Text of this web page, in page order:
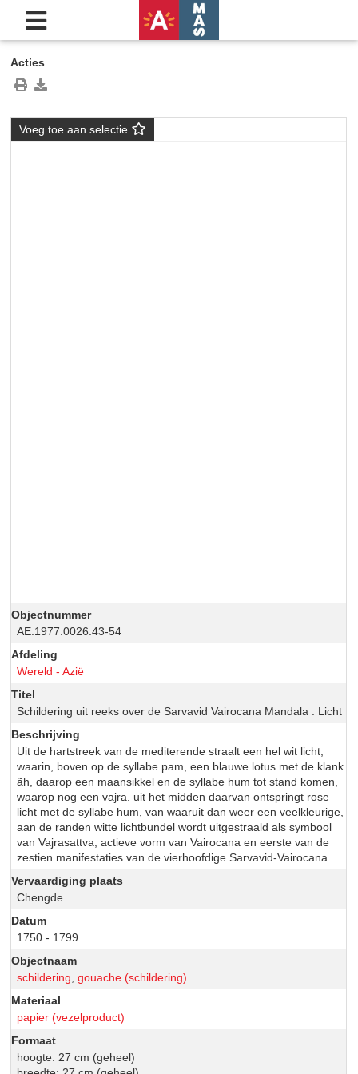
Acties
Voeg toe aan selectie
Objectnummer
AE.1977.0026.43-54
Afdeling
Wereld - Azië
Titel
Schildering uit reeks over de Sarvavid Vairocana Mandala : Licht
Beschrijving
Uit de hartstreek van de mediterende straalt een hel wit licht,
waarin, boven op de syllabe pam, een blauwe lotus met de klank
ãh, daarop een maansikkel en de syllabe hum tot stand komen,
waarop nog een vajra. uit het midden daarvan ontspringt rose
licht met de syllabe hum, van waaruit dan weer een veelkleurige,
aan de randen witte lichtbundel wordt uitgestraald als symbool
van Vajrasattva, actieve vorm van Vairocana en eerste van de
zestien manifestaties van de vierhoofdige Sarvavid-Vairocana.
Vervaardiging plaats
Chengde
Datum
1750 - 1799
Objectnaam
schildering ,gouache (schildering)
Materiaal
papier (vezelproduct)
Formaat
hoogte: 27 cm (geheel)